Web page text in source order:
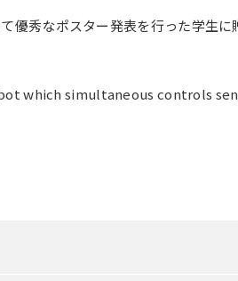
秀なポスター発表を行った学生に
which simultaneous controls